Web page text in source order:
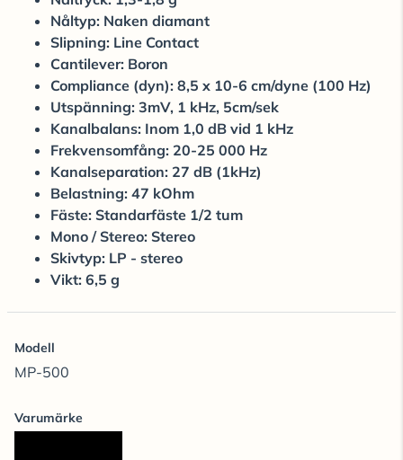
Nåltyp: Naken diamant
Slipning: Line Contact
Cantilever: Boron
Compliance (dyn): 8,5 x 10-6 cm/dyne (100 Hz)
Utspänning: 3mV, 1 kHz, 5cm/sek
Kanalbalans: Inom 1,0 dB vid 1 kHz
Frekvensomfång: 20-25 000 Hz
Kanalseparation: 27 dB (1kHz)
Belastning: 47 kOhm
Fäste: Standarfäste 1/2 tum
Mono / Stereo: Stereo
Skivtyp: LP - stereo
Vikt: 6,5 g
Modell
MP-500
Varumärke